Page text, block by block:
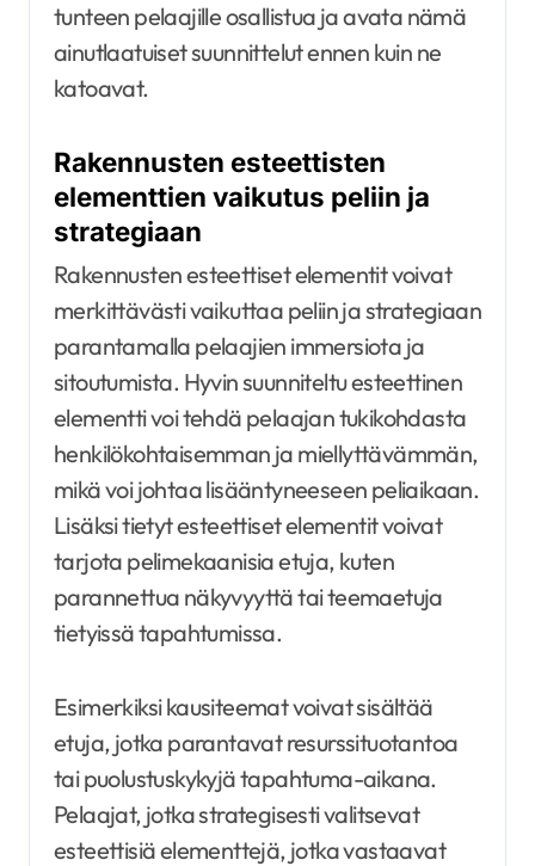
tunteen pelaajille osallistua ja avata nämä
ainutlaatuiset suunnittelut ennen kuin ne
katoavat.
Rakennusten esteettisten
elementtien vaikutus peliin ja
strategiaan
Rakennusten esteettiset elementit voivat
merkittävästi vaikuttaa peliin ja strategiaan
parantamalla pelaajien immersiota ja
sitoutumista. Hyvin suunniteltu esteettinen
elementti voi tehdä pelaajan tukikohdasta
henkilökohtaisemman ja miellyttävämmän,
mikä voi johtaa lisääntyneeseen peliaikaan.
Lisäksi tietyt esteettiset elementit voivat
tarjota pelimekaanisia etuja, kuten
parannettua näkyvyyttä tai teemaetuja
tietyissä tapahtumissa.
Esimerkiksi kausiteemat voivat sisältää
etuja, jotka parantavat resurssituotantoa
tai puolustuskykyjä tapahtuma-aikana.
Pelaajat, jotka strategisesti valitsevat
esteettisiä elementtejä, jotka vastaavat